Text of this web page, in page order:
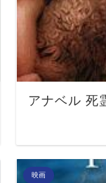
アナベル 死
映画